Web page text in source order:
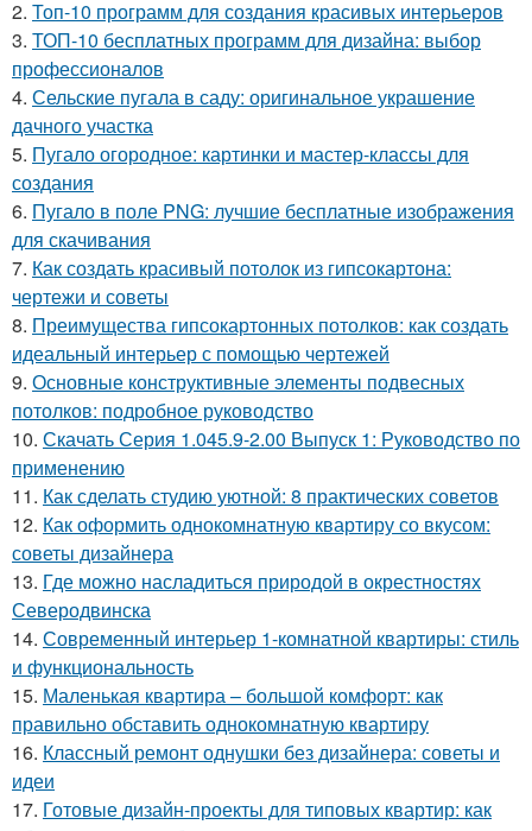
2. Топ-10 программ для создания красивых интерьеров
3. ТОП-10 бесплатных программ для дизайна: выбор
профессионалов
4. Сельские пугала в саду: оригинальное украшение
дачного участка
5. Пугало огородное: картинки и мастер-классы для
создания
6. Пугало в поле PNG: лучшие бесплатные изображения
для скачивания
7. Как создать красивый потолок из гипсокартона:
чертежи и советы
8. Преимущества гипсокартонных потолков: как создать
идеальный интерьер с помощью чертежей
9. Основные конструктивные элементы подвесных
потолков: подробное руководство
10. Скачать Серия 1.045.9-2.00 Выпуск 1: Руководство по
применению
11. Как сделать студию уютной: 8 практических советов
12. Как оформить однокомнатную квартиру со вкусом:
советы дизайнера
13. Где можно насладиться природой в окрестностях
Северодвинска
14. Современный интерьер 1-комнатной квартиры: стиль
и функциональность
15. Маленькая квартира – большой комфорт: как
правильно обставить однокомнатную квартиру
16. Классный ремонт однушки без дизайнера: советы и
идеи
17. Готовые дизайн-проекты для типовых квартир: как